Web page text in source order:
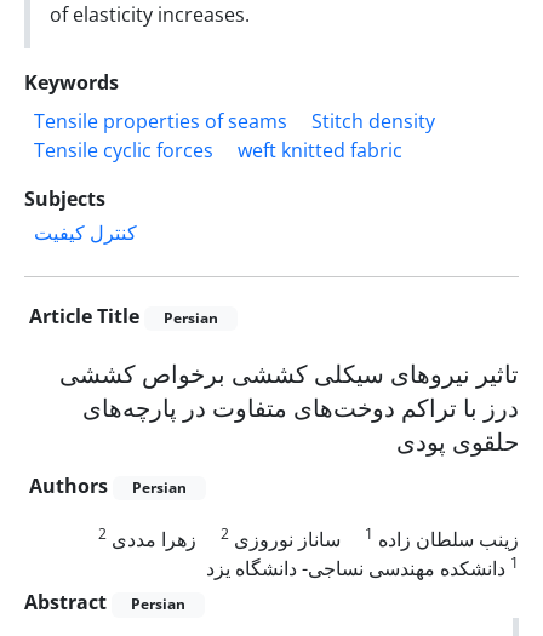
of elasticity increases.
Keywords
Tensile properties of seams
Stitch density
Tensile cyclic forces
weft knitted fabric
Subjects
کنترل کیفیت
Article Title Persian
تاثیر نیروهای سیکلی کششی برخواص کششی
درز با تراکم‌ دوخت‌‌های متفاوت در پارچه‌های
حلقوی پودی
Authors Persian
زینب سلطان زاده 1 ساناز نوروزی 2 زهرا مددی 2
1 دانشکده مهندسی نساجی- دانشگاه یزد
Abstract
Persian